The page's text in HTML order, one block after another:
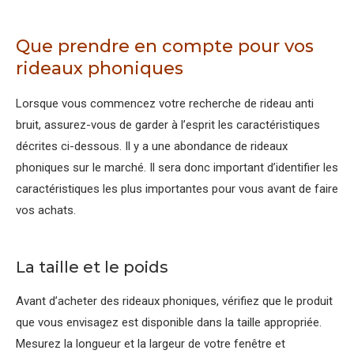
Que prendre en compte pour vos
rideaux phoniques
Lorsque vous commencez votre recherche de rideau anti
bruit, assurez-vous de garder à l’esprit les caractéristiques
décrites ci-dessous. Il y a une abondance de rideaux
phoniques sur le marché. Il sera donc important d’identifier les
caractéristiques les plus importantes pour vous avant de faire
vos achats.
La taille et le poids
Avant d’acheter des rideaux phoniques, vérifiez que le produit
que vous envisagez est disponible dans la taille appropriée.
Mesurez la longueur et la largeur de votre fenêtre et